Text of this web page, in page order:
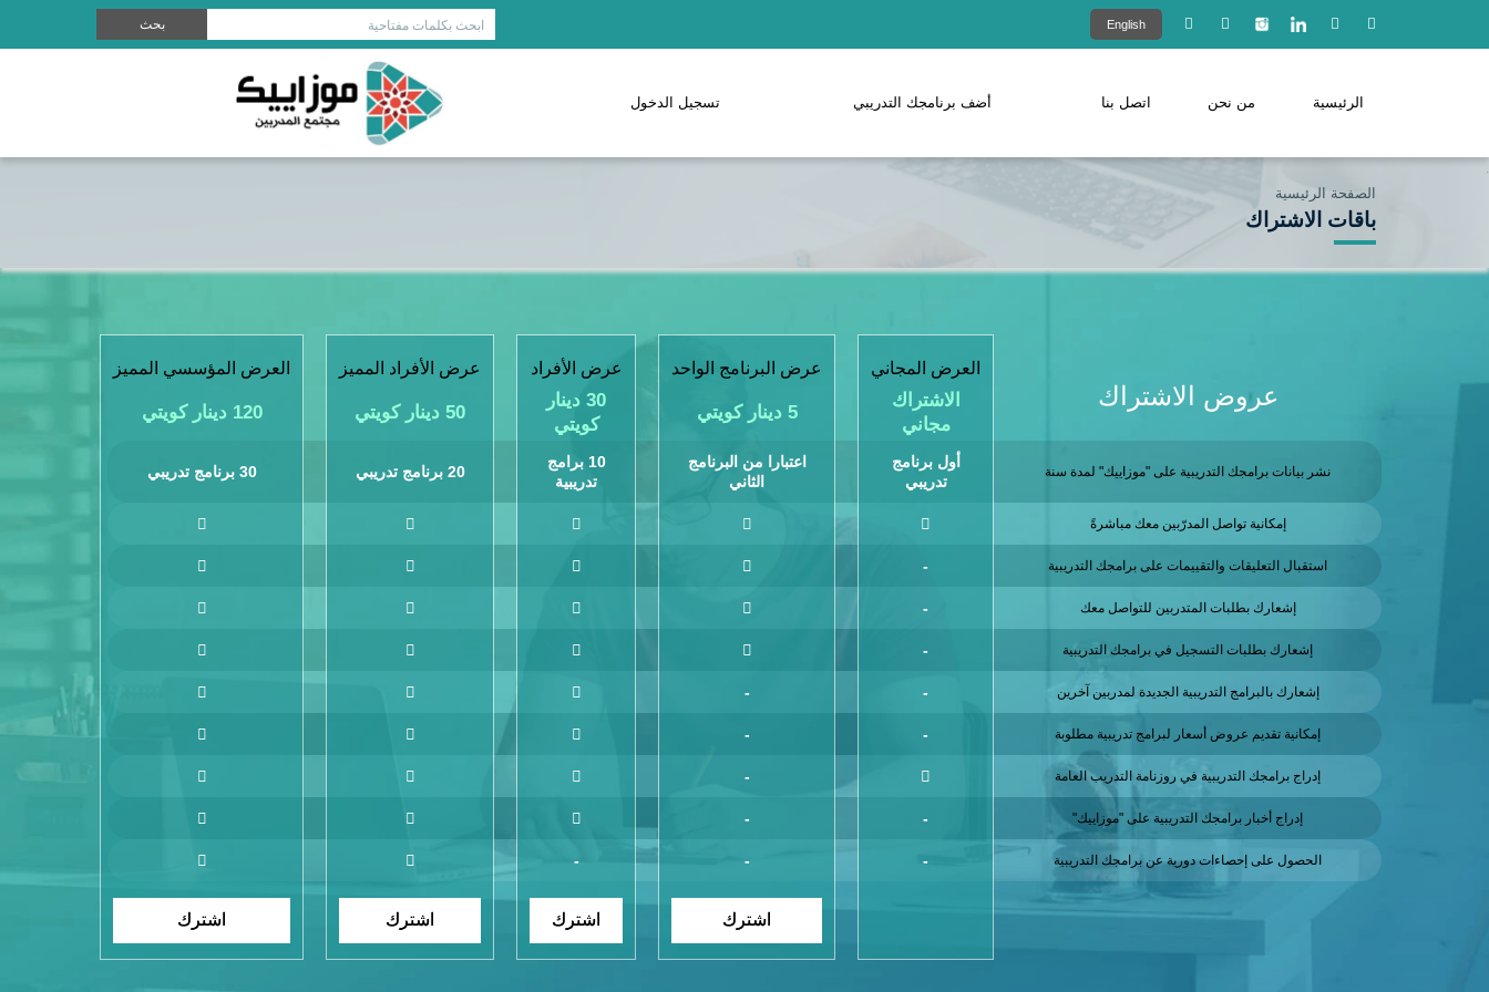
English ابحث بكلمات مفتاحية بحث
الرئيسية من نحن اتصل بنا أضف برنامجك التدريبي تسجيل الدخول
الصفحة الرئيسية
باقات الاشتراك
عروض الاشتراك
نشر بيانات برامجك التدريبية على "موزاييك" لمدة سنة
إمكانية تواصل المدرّبين معك مباشرةً
استقبال التعليقات والتقييمات على برامجك التدريبية
إشعارك بطلبات المتدربين للتواصل معك
إشعارك بطلبات التسجيل في برامجك التدريبية
إشعارك بالبرامج التدريبية الجديدة لمدربين آخرين
إمكانية تقديم عروض أسعار لبرامج تدريبية مطلوبة
إدراج برامجك التدريبية في روزنامة التدريب العامة
إدراج أخبار برامجك التدريبية على "موزاييك"
الحصول على إحصاءات دورية عن برامجك التدريبية
العرض المجاني
الاشتراك
مجاني
أول برنامج
تدريبي
-
-
-
-
-
-
-
عرض البرنامج الواحد
5 دينار كويتي
اعتبارا من البرنامج
الثاني
-
-
-
-
-
اشترك
عرض الأفراد
30 دينار
كويتي
10 برامج
تدريبية
-
اشترك
عرض الأفراد المميز
50 دينار كويتي
20 برنامج تدريبي
اشترك
العرض المؤسسي المميز
120 دينار كويتي
30 برنامج تدريبي
اشترك